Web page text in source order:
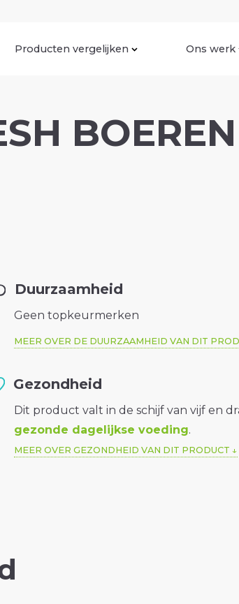
Producten vergelijken Ons werk
Duurzaamheid
Geen topkeurmerken
MEER OVER DE DUURZAAMHEID VAN DIT
Gezondheid
Dit product valt in de schijf van vijf en
gezonde dagelijkse voeding.
MEER OVER GEZONDHEID VAN DIT PRODUCT